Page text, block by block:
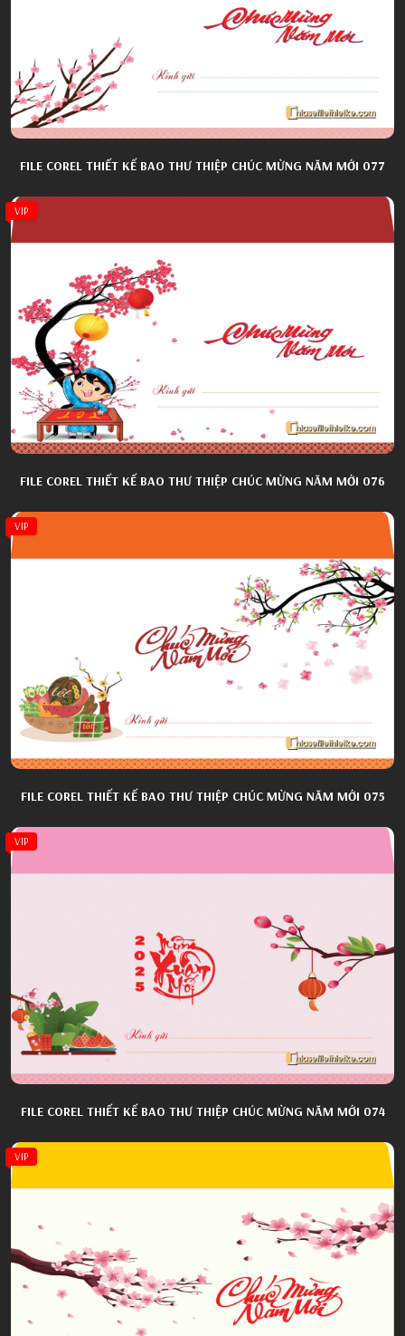
FILE COREL THIẾT KẾ BAO THƯ THIỆP CHÚC MỪNG NĂM MỚI 077
VIP
FILE COREL THIẾT KẾ BAO THƯ THIỆP CHÚC MỪNG NĂM MỚI 076
VIP
FILE COREL THIẾT KẾ BAO THƯ THIỆP CHÚC MỪNG NĂM MỚI 075
VIP
FILE COREL THIẾT KẾ BAO THƯ THIỆP CHÚC MỪNG NĂM MỚI 074
VIP